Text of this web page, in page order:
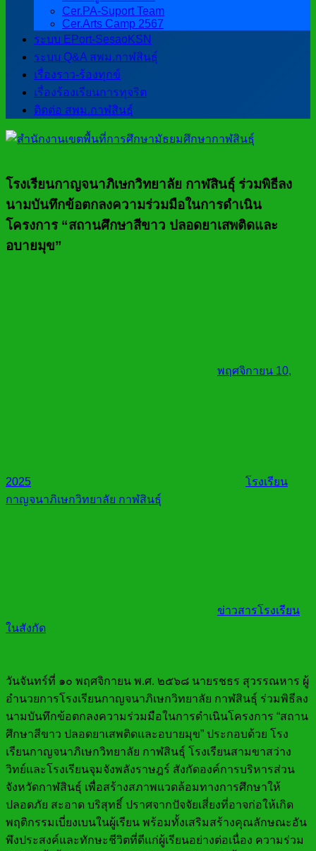
Cer.PA-Suport Team
Cer.Arts Camp 2567
ระบบ EPort-SesaoKSN
ระบบ Q&A สพม.กาฬสินธุ์
เรื่องราว-ร้องทุกข์
เรื่องร้องเรียนการทุจริต
ติดต่อ สพม.กาฬสินธุ์
โรงเรียนกาญจนาภิเษกวิทยาลัย กาฬสินธุ์ ร่วมพิธีลง
นามบันทึกข้อตกลงความร่วมมือในการดำเนิน
โครงการ “สถานศึกษาสีขาว ปลอดยาเสพติดและ
อบายมุข”
พฤศจิกายน 10,
2025
โรงเรียน
กาญจนาภิเษกวิทยาลัย กาฬสินธุ์
ข่าวสารโรงเรียน
ในสังกัด
วันจันทร์ที่ ๑๐ พฤศจิกายน พ.ศ. ๒๕๖๘ นายรชธร สุวรรณหาร ผู้
อำนวยการโรงเรียนกาญจนาภิเษกวิทยาลัย กาฬสินธุ์ ร่วมพิธีลง
นามบันทึกข้อตกลงความร่วมมือในการดำเนินโครงการ “สถาน
ศึกษาสีขาว ปลอดยาเสพติดและอบายมุข” ประกอบด้วย โรง
เรียนกาญจนาภิเษกวิทยาลัย กาฬสินธุ์ โรงเรียนสามขาสว่าง
วิทย์และโรงเรียนจุมจังพลังราษฎร์ สังกัดองค์การบริหารส่วน
จังหวัดกาฬสินธุ์ เพื่อสร้างสภาพแวดล้อมทางการศึกษาให้
ปลอดภัย สะอาด บริสุทธิ์ ปราศจากปัจจัยเสี่ยงที่อาจก่อให้เกิด
พฤติกรรมเบี่ยงเบนในผู้เรียน พร้อมทั้งเสริมสร้างคุณลักษณะอัน
พึงประสงค์และทักษะชีวิตที่ดีแก่ผู้เรียนอย่างต่อเนื่อง ความร่วม